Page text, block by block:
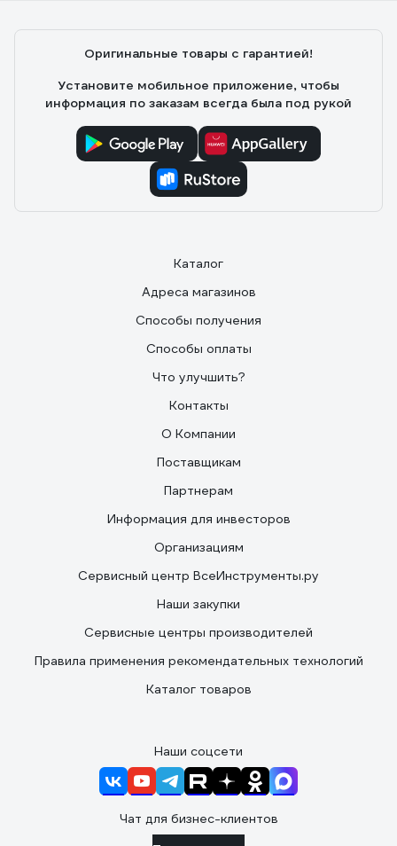
Оригинальные товары с гарантией!
Установите мобильное приложение, чтобы
информация по заказам всегда была под рукой
Каталог
Адреса магазинов
Способы получения
Способы оплаты
Что улучшить?
Контакты
О Компании
Поставщикам
Партнерам
Информация для инвесторов
Организациям
Сервисный центр ВсеИнструменты.ру
Наши закупки
Сервисные центры производителей
Правила применения рекомендательных технологий
Каталог товаров
Наши соцсети
Чат для бизнес-клиентов